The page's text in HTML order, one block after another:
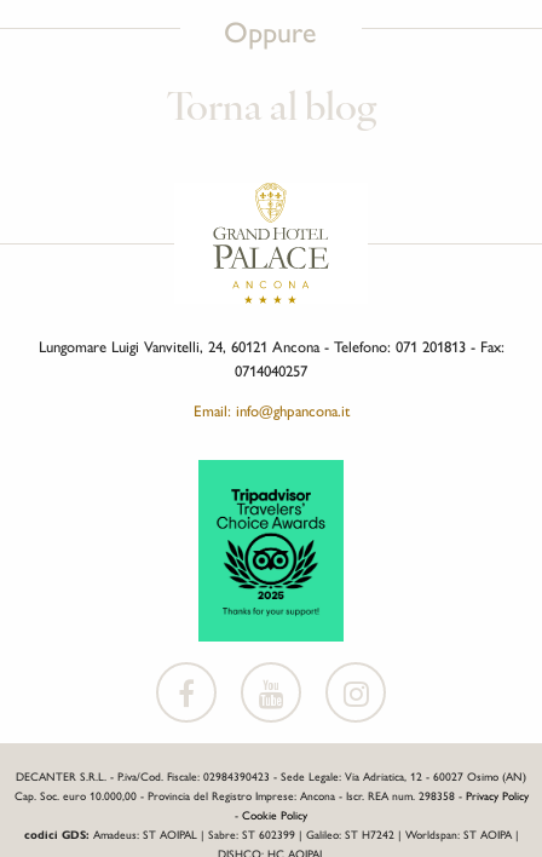
Oppure
Torna al blog
Lungomare Luigi Vanvitelli, 24, 60121 Ancona - Telefono: 071 201813 - Fax:
0714040257
Email: info@ghpancona.it
DECANTER S.R.L. - P.iva/Cod. Fiscale: 02984390423 - Sede Legale: Via Adriatica, 12 - 60027 Osimo (AN)
Cap. Soc. euro 10.000,00 - Provincia del Registro Imprese: Ancona - Iscr. REA num. 298358 - Privacy Policy
- Cookie Policy
codici GDS: Amadeus: ST AOIPAL | Sabre: ST 602399 | Galileo: ST H7242 | Worldspan: ST AOIPA |
DISHCO: HC AOIPAL